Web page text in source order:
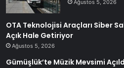
Ağustos 5, 2026
OTA Teknolojisi Araçları Siber
Açık Hale Getiriyor
Ağustos 5, 2026
Gümüşlük’te Müzik Mevsimi